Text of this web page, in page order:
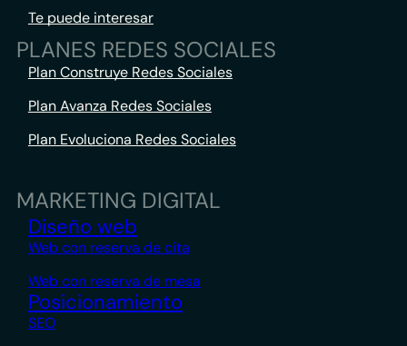
Te puede interesar
PLANES REDES SOCIALES
Plan Construye Redes Sociales
Plan Avanza Redes Sociales
Plan Evoluciona Redes Sociales
MARKETING DIGITAL
Diseño web
Web con reserva de cita
Web con reserva de mesa
Posicionamiento
SEO